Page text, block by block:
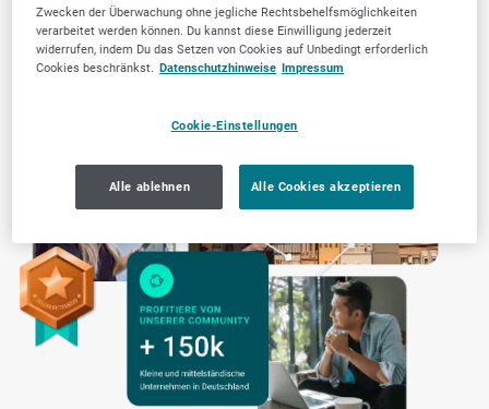
Zwecken der Überwachung ohne jegliche Rechtsbehelfsmöglichkeiten
verarbeitet werden können. Du kannst diese Einwilligung jederzeit
widerrufen, indem Du das Setzen von Cookies auf Unbedingt erforderlich
Cookies beschränkst. Datenschutzhinweise Impressum
Cookie-Einstellungen
Alle ablehnen Alle Cookies akzeptieren